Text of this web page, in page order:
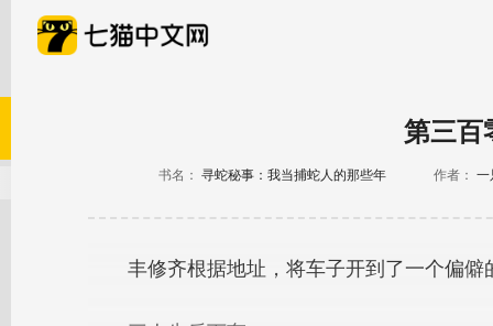
第三百
书名： 寻蛇秘事：我当捕蛇人的那些年 作者： 一